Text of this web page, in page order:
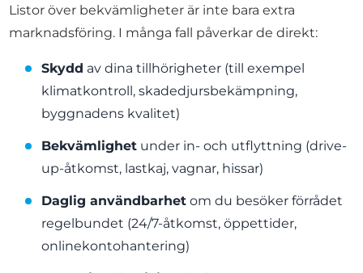
Listor över bekvämligheter är inte bara extra
marknadsföring. I många fall påverkar de direkt:
Skydd av dina tillhörigheter (till exempel
klimatkontroll, skadedjursbekämpning,
byggnadens kvalitet)
Bekvämlighet under in- och utflyttning (drive-
up-åtkomst, lastkaj, vagnar, hissar)
Daglig användbarhet om du besöker förrådet
regelbundet (24/7-åtkomst, öppettider,
onlinekontohantering)